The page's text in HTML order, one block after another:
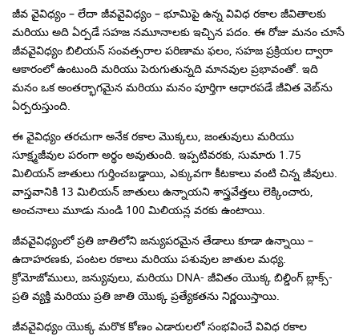
జీవ వైవిధ్యం – లేదా జీవవైవిధ్యం – భూమిపై ఉన్న వివిధ రకాల జీవితాలకు
మరియు అది ఏర్పడే సహజ నమూనాలకు ఇచ్చిన పదం. ఈ రోజు మనం చూసే
జీవవైవిధ్యం బిలియన్ సంవత్సరాల పరిణామ ఫలం, సహజ ప్రక్రియల ద్వారా
ఆకారంలో ఉంటుంది మరియు పెరుగుతున్నది మానవుల ప్రభావంతో. ఇది
మనం ఒక అంతర్భాగమైన మరియు మనం పూర్తిగా ఆధారపడే జీవిత వెబ్‌ను
ఏర్పరుస్తుంది.
ఈ వైవిధ్యం తరచుగా అనేక రకాల మొక్కలు, జంతువులు మరియు
సూక్ష్మజీవుల పరంగా అర్థం అవుతుంది. ఇప్పటివరకు, సుమారు 1.75
మిలియన్ జాతులు గుర్తించబడ్డాయి, ఎక్కువగా కీటకాలు వంటి చిన్న జీవులు.
వాస్తవానికి 13 మిలియన్ జాతులు ఉన్నాయని శాస్త్రవేత్తలు లెక్కించారు,
అంచనాలు మూడు నుండి 100 మిలియన్ల వరకు ఉంటాయి.
జీవవైవిధ్యంలో ప్రతి జాతిలోని జన్యుపరమైన తేడాలు కూడా ఉన్నాయి –
ఉదాహరణకు, పంటల రకాలు మరియు పశువుల జాతుల మధ్య.
క్రోమోజోములు, జన్యువులు, మరియు DNA- జీవితం యొక్క బిల్డింగ్ బ్లాక్స్-
ప్రతి వ్యక్తి మరియు ప్రతి జాతి యొక్క ప్రత్యేకతను నిర్ణయిస్తాయి.
జీవవైవిధ్యం యొక్క మరొక కోణం ఎడారులలో సంభవించే వివిధ రకాల